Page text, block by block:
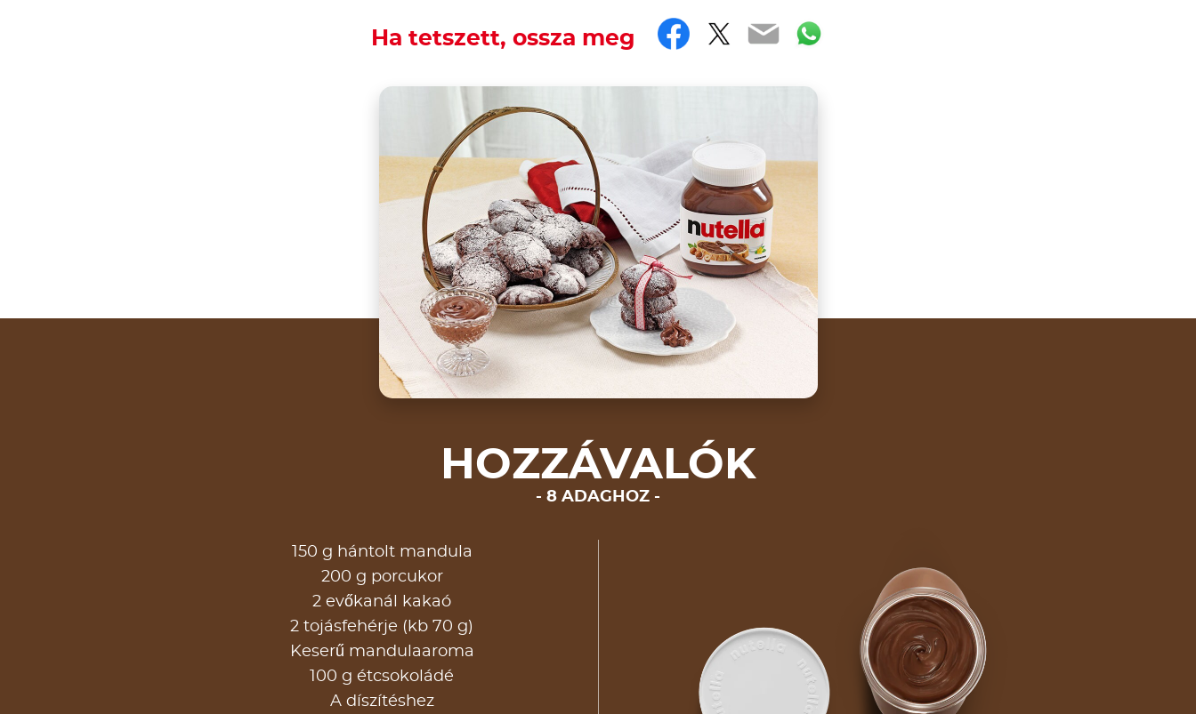
Ha tetszett, ossza meg Facebook
Twitter
EmailWhatsApp
The real taste of kindness.
Ricciarelli are a typical sweet treat from Siena, with ancient Eastern origins. Legend has it that it was the knight Ricciardetto
HOZZÁVALÓK
8 ADAGHOZ
150 g hántolt mandula
200 g porcukor
2 evőkanál kakaó
2 tojásfehérje (kb 70 g)
Keserű mandulaaroma
100 g étcsokoládé
A díszítéshez